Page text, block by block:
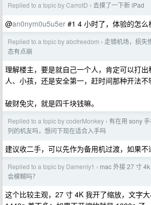
Replied to a topic by CarrotD › ​去摸了一下新 iPad
@an0nym0u5u5er #1 4 小时了，体验的怎么
Replied to a topic by abcfreedom › 走错机场，损失
态有点崩
理解楼主，要是就自己一个人，肯定可以打
人、小孩，还是安全第一，赶时间那种开法不
破财免灾，就是四千块钱嘛。
Replied to a topic by coderMonkey › 有在用 sony
列的机友吗，想问下现在适合入手吗
建议收二手，可以先作为备用机过渡，如果
Replied to a topic by Damenly1 › mac 外接 27 寸
会模糊吗？
这个比较主观，27 寸 4K 我开了缩放，文字